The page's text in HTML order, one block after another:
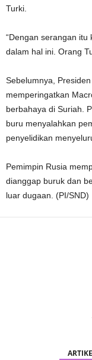
Turki.
“Dengan serangan itu
dalam hal ini. Orang
Sebelumnya,
memperingatkan
berbahaya di Suriah.
buru menyalahkan
penyelidikan
Pemimpin Rusia
dianggap buruk dan
luar dugaan. (PI/SND)